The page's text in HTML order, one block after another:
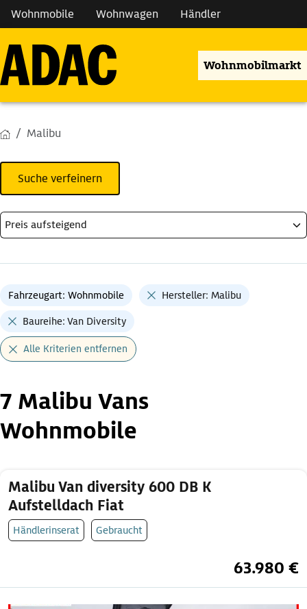
Wohnmobile Wohnwagen Händler
Wohnmobilmarkt
Malibu
Suche verfeinern
Fahrzeugart: Wohnmobile Hersteller: Malibu
Baureihe: Van Diversity
Alle Kriterien entfernen
7 Malibu Vans
Wohnmobile
Malibu Van diversity 600 DB K
Aufstelldach Fiat
Händlerinserat Gebraucht
63.980 €